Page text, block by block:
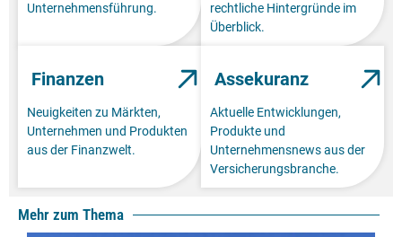
Unternehmensführung.
rechtliche Hintergründe im
Überblick.
Finanzen
Neuigkeiten zu Märkten,
Unternehmen und Produkten
aus der Finanzwelt.
Assekuranz
Aktuelle Entwicklungen,
Produkte und
Unternehmensnews aus der
Versicherungsbranche.
Mehr zum Thema